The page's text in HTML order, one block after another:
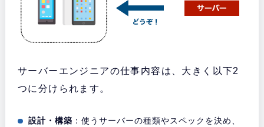
サーバーエンジニアの仕事内容は、大きく以下2
つに分けられます。
設計・構築 ：使うサーバーの種類やスペックを決め、